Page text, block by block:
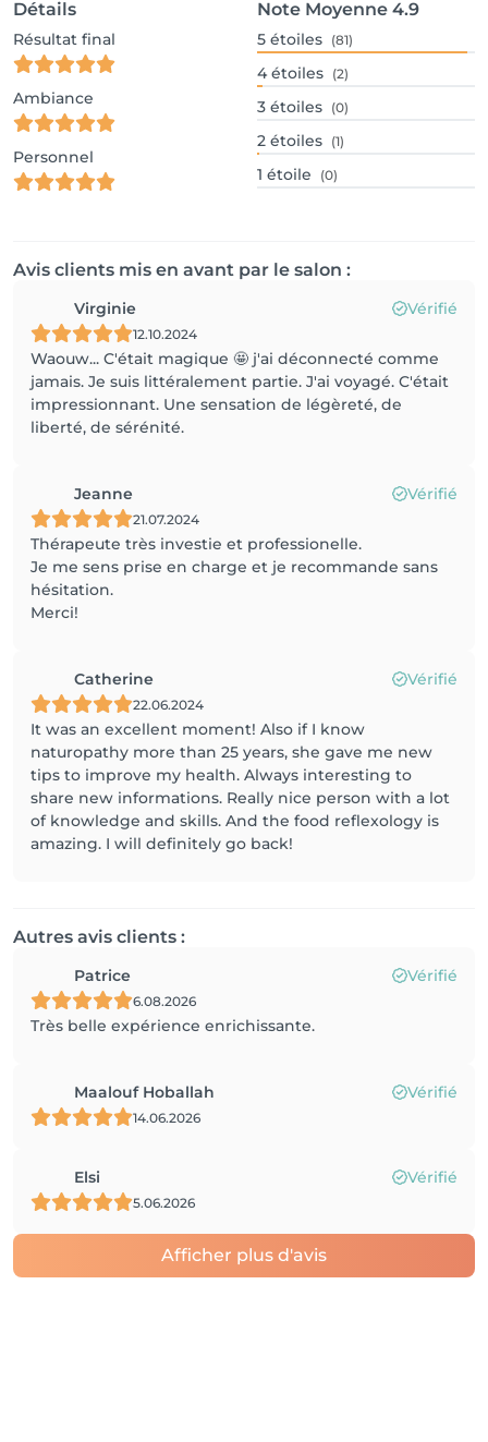
Détails
Résultat final
Ambiance
Personnel
Note Moyenne 4.9
5 étoiles (81)
4 étoiles (2)
3 étoiles (0)
2 étoiles (1)
1 étoile (0)
Avis clients mis en avant par le salon :
Virginie Vérifié
12.10.2024
Waouw... C'était magique 🤩 j'ai déconnecté comme
jamais. Je suis littéralement partie. J'ai voyagé. C'était
impressionnant. Une sensation de légèreté, de
liberté, de sérénité.
Jeanne Vérifié
21.07.2024
Thérapeute très investie et professionelle.
Je me sens prise en charge et je recommande sans
hésitation.
Catherine Vérifié
22.06.2024
It was an excellent moment! Also if I know
naturopathy more than 25 years, she gave me new
tips to improve my health. Always interesting to
share new informations. Really nice person with a lot
of knowledge and skills. And the food reflexology is
amazing. I will definitely go back!
Autres avis clients :
Patrice Vérifié
6.08.2026
Très belle expérience enrichissante.
Maalouf Hoballah Vérifié
14.06.2026
Elsi Vérifié
5.06.2026
Afficher plus d'avis